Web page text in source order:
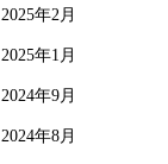
2025年2月
2025年1月
2024年9月
2024年8月